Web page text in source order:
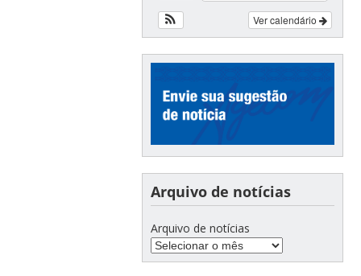
Ver calendário
Arquivo de notícias
Arquivo de notícias